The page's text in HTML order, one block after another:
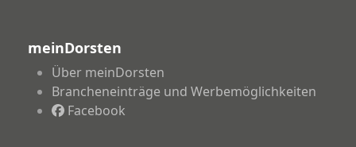
meinDorsten
Über meinDorsten
Brancheneinträge und Werbemöglichkeiten
Facebook